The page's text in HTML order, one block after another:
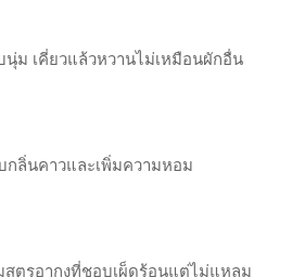
นุ่ม เคี่ยวแล้วหวานไม่เหมือนผักอื่น
กลิ่นคาวและเพิ่มความหอม
ตรอากงที่ชอบเผ็ดร้อนแต่ไม่แหลม